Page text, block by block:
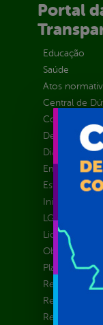
Portal
Educação
Saúde
Atos
Central de
Convênios e
Despesas
Diárias
Emendas
Estrutura
Inicio
LGPD e
Licitações e
Obras Públicas
Receitas
Recursos
Renúncias de